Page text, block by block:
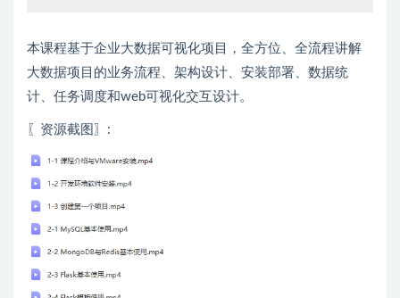
本课程基于企业大数据可视化项目，全方位、全流程讲解
大数据项目的业务流程、架构设计、安装部署、数据统
计、任务调度和web可视化交互设计。
〖资源截图〗 :